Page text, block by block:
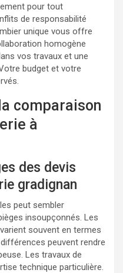
pour tout
de responsabilité
unique vous offre
homogène
vos travaux et une
budget et votre
comparaison
à
des devis
gradignan
peut sembler
insoupçonnés. Les
souvent en termes
peuvent rendre
Les travaux de
technique particulière.